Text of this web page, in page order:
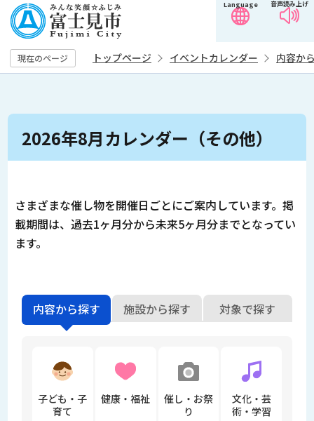
の
ペ
ー
先
で
音声読み上げ
Language
現在のページ トップページ イベントカレンダー 内容か
こ
か
2026年8月カレンダー（その他）
さまざまな催し物を開催日ごとにご案内しています。掲
載期間は、過去1ヶ月分から未来5ヶ月分までとなってい
ます。
内容から探す 施設から探す 対象で探す
子ども・子
育て
健康・福祉
催し・お祭
り
文化・芸
術・学習